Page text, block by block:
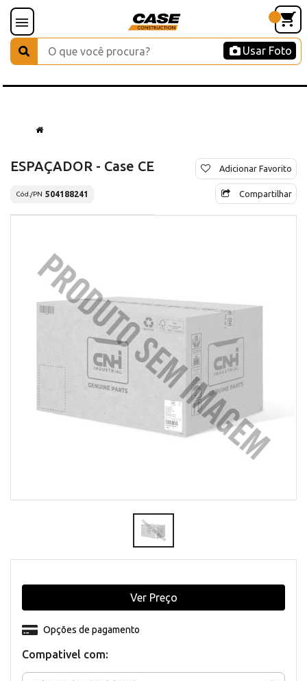
Usar Foto
ESPAÇADOR - Case CE
Cód./PN 504188241
Adicionar Favorito
Compartilhar
Compativel com:
Opções de pagamento
Ver Preço